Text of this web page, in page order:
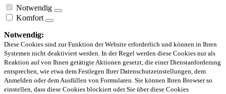
Notwendig
Komfort
Notwendig:
Diese Cookies sind zur Funktion der Website erforderlich und können in Ihren
Systemen nicht deaktiviert werden. In der Regel werden diese Cookies nur als
Reaktion auf von Ihnen getätigte Aktionen gesetzt, die einer Dienstanforderung
entsprechen, wie etwa dem Festlegen Ihrer Datenschutzeinstellungen, dem
Anmelden oder dem Ausfüllen von Formularen. Sie können Ihren Browser so
einstellen, dass diese Cookies blockiert oder Sie über diese Cookies